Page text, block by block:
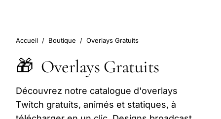
Accueil / Boutique / Overlays Gratuits
🎁 Overlays Gratuits
Découvrez notre catalogue d'overlays
Twitch gratuits, animés et statiques, à